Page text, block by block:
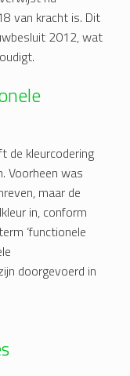
van kracht is. Dit
2012, wat
de kleurcodering
Voorheen was
maar de
in, conform
‘functionele
doorgevoerd in